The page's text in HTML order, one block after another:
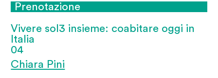
Prenotazione
Vivere sol3 insieme: coabitare oggi in
Italia
04
Chiara Pini